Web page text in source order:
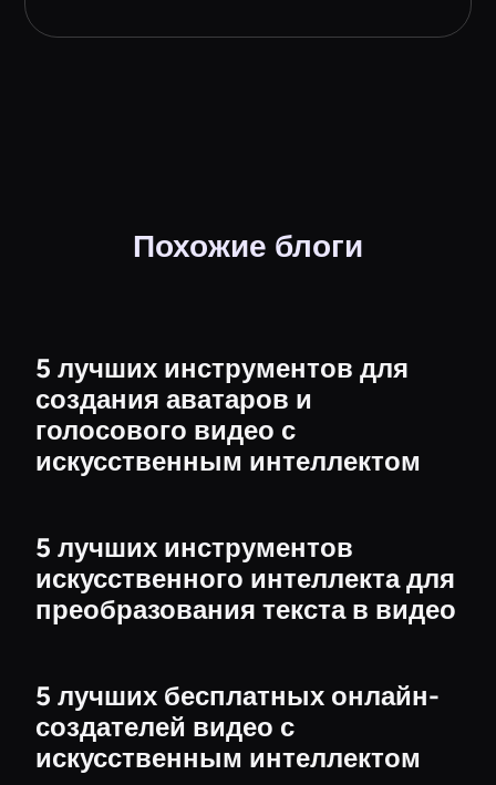
Похожие блоги
5 лучших инструментов для
создания аватаров и
голосового видео с
искусственным интеллектом
5 лучших инструментов
искусственного интеллекта для
преобразования текста в видео
5 лучших бесплатных онлайн-
создателей видео с
искусственным интеллектом